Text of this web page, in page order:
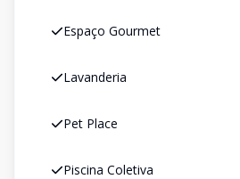
Espaço Gourmet
Lavanderia
Pet Place
Piscina Coletiva